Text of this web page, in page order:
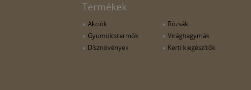
Termékek
Akciók
Gyümölcstermők
Dísznövények
Rózsák
Virághagymák
Kerti kiegészítők